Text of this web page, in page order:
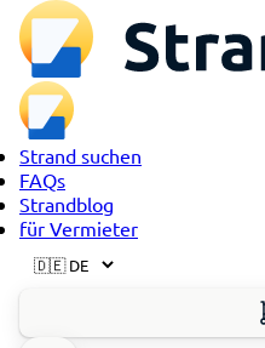
Strand suchen
FAQs
Strandblog
für Vermieter